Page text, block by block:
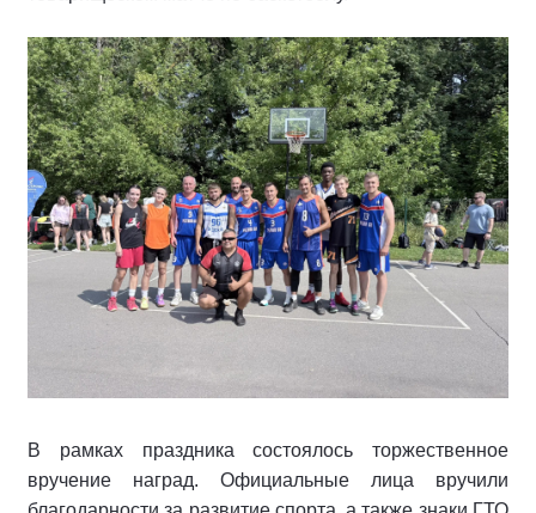
В рамках праздника состоялось торжественное
вручение наград. Официальные лица вручили